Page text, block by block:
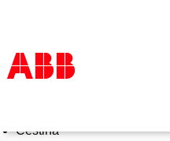
Products & Solutions
Čeština